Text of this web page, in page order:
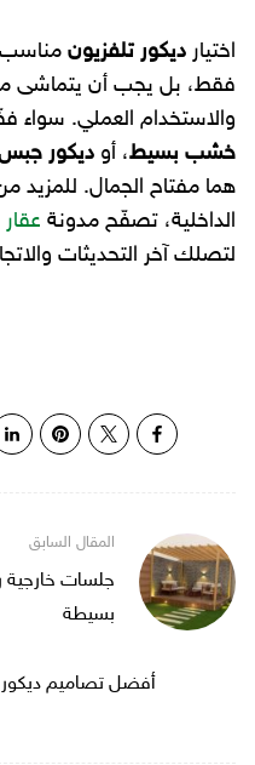
اختيار ديكور تلفزيون مناسب
فقط، بل يجب أن يتماشى
والاستخدام العملي. سواء
خشب بسيط، أو ديكور
هما مفتاح الجمال. للمزيد
الداخلية، تصفّح مدونة عقار
لتصلك آخر التحديثات
جلسات خارجية
بسيطة
أفضل تصاميم